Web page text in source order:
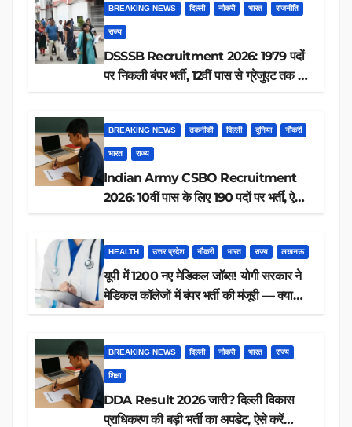
BREAKING NEWS दिल्ली नौकरी भारत राजनीति
राज्य
DSSSB Recruitment 2026: 1979 पदों
पर निकली बंपर भर्ती, 12वीं पास से ग्रेजुएट तक करें
BREAKING NEWS तकनीकी दिल्ली दुनिया नौकरी
भारत राज्य
Indian Army CSBO Recruitment
2026: 10वीं पास के लिए 190 पदों पर भर्ती, ऐसे
HEALTH उत्तर प्रदेश नौकरी भारत राज्य लखनऊ
यूपी में 1200 नए मेडिकल जॉब्स! योगी सरकार ने
मेडिकल कॉलेजों में बंपर भर्ती की मंजूरी — क्या
BREAKING NEWS दिल्ली नौकरी भारत राज्य
शिक्षा
DDA Result 2026 जारी? दिल्ली विकास
प्राधिकरण की बड़ी भर्ती का अपडेट, ऐसे करें